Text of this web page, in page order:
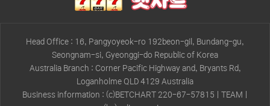
Head Office : 16, Pangyoyeok-ro 192beon-gil, Bundang-gu,
Seongnam-si, Gyeonggi-do Republic of Korea
Australia Branch : Corner Pacific Highway and, Bryants Rd,
Loganholme QLD 4129 Australia
Business information : (c)BETCHART 220-67-57815 | TEAM |